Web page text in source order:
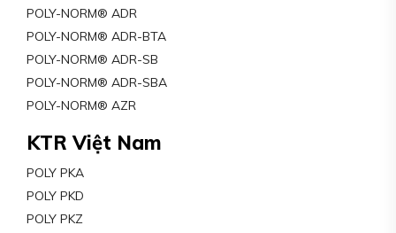
POLY-NORM® ADR
POLY-NORM® ADR-BTA
POLY-NORM® ADR-SB
POLY-NORM® ADR-SBA
POLY-NORM® AZR
KTR Việt Nam
POLY PKA
POLY PKD
POLY PKZ